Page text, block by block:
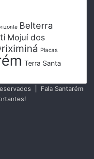
Belterra
Mojuí dos
Placas
Terra Santa
| Fala Santarém